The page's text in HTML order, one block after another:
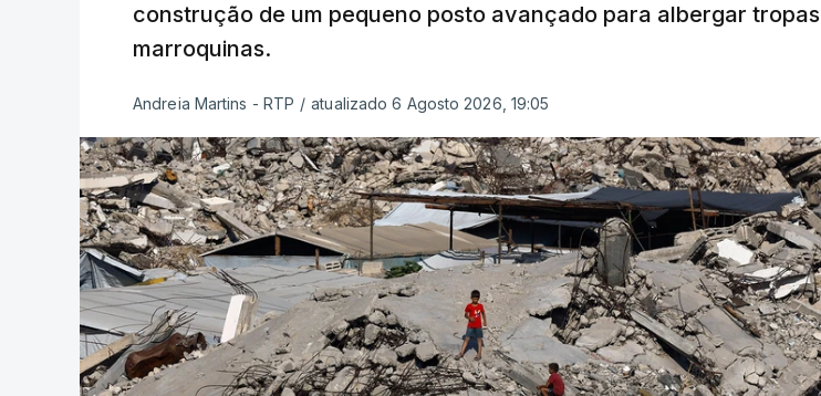
construção de um pequeno posto avançado para albergar tropas
marroquinas.
Andreia Martins - RTP / atualizado 6 Agosto 2026, 19:05